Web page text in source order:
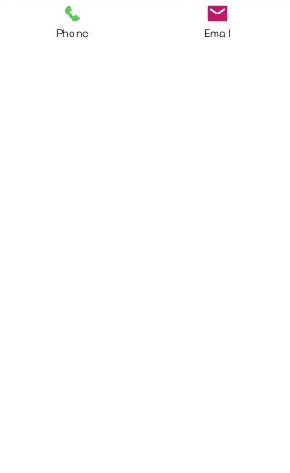
Phone Email